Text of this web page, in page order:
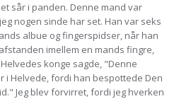
sår i panden. Denne mand var
nogen sinde har set. Han var seks
albue og fingerspidser, når han
imellem en mands fingre,
konge sagde, "Denne
i Helvede, fordi han bespottede Den
Jeg blev forvirret, fordi jeg hverken